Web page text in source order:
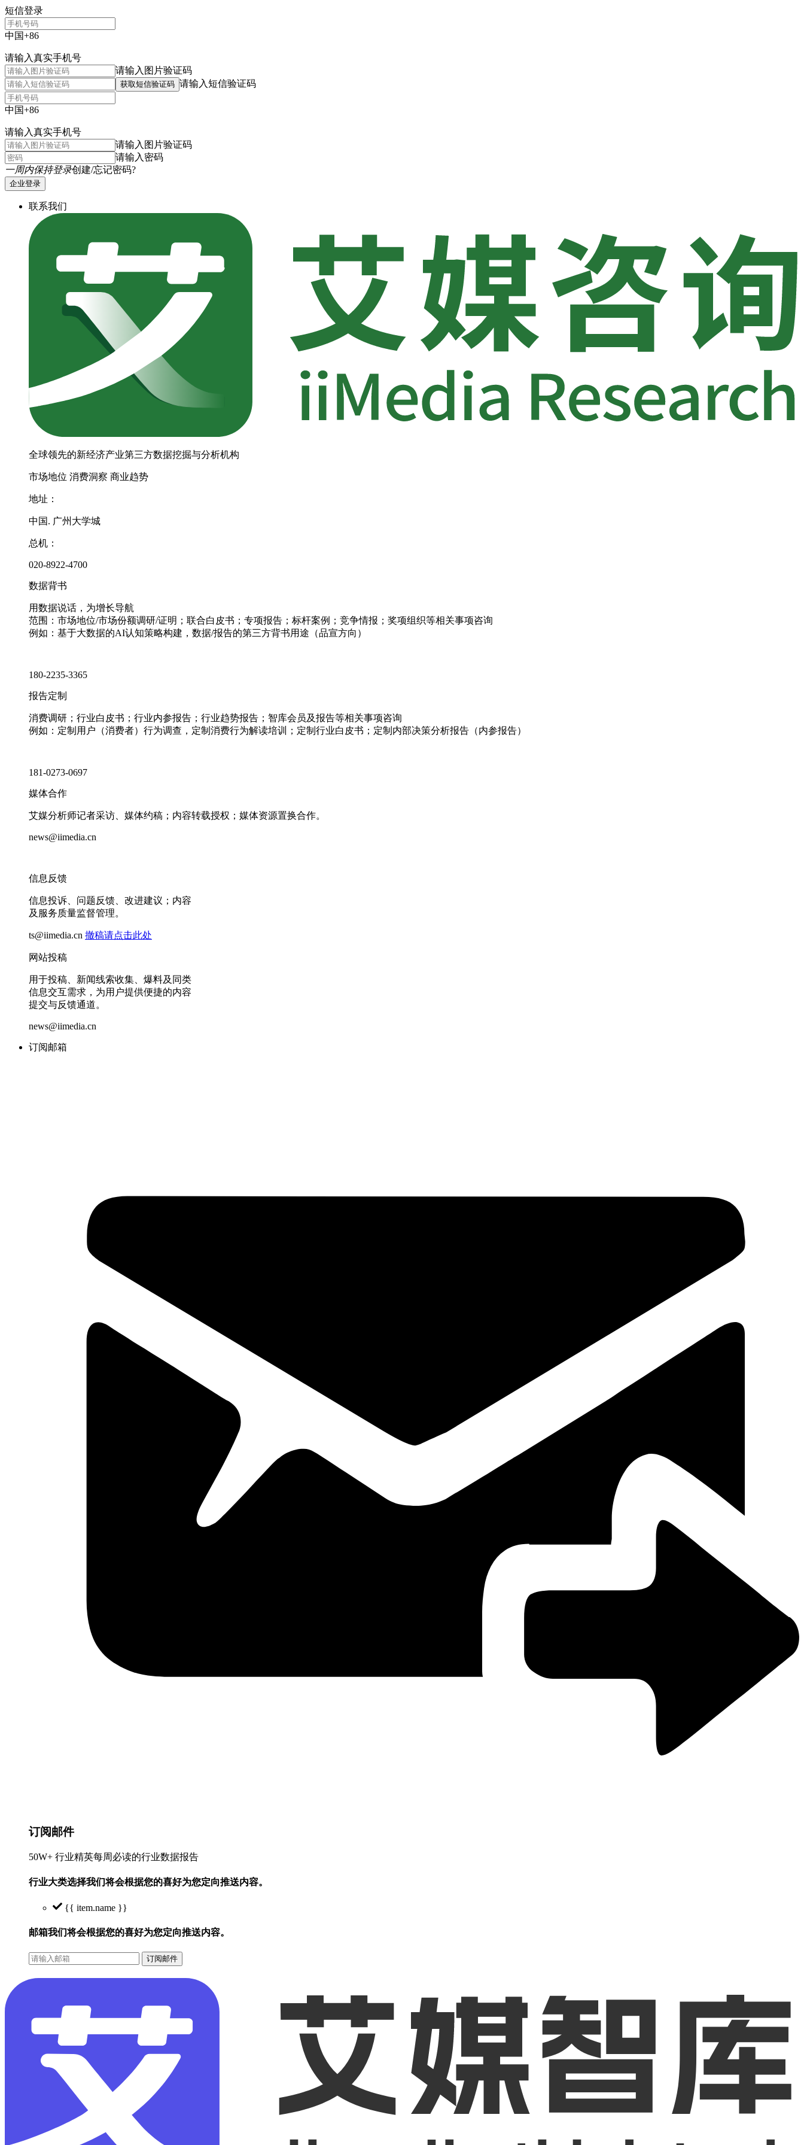
短信登录
中国+86
请输入真实手机号
请输入图片验证码
获取短信验证码 请输入短信验证码
中国+86
请输入真实手机号
请输入图片验证码
请输入密码
一周内保持登录创建/忘记密码?
企业登录
联系我们
全球领先的新经济产业第三方数据挖掘与分析机构
市场地位 消费洞察 商业趋势
地址：
中国. 广州大学城
总机：
020-8922-4700
数据背书
用数据说话，为增长导航
范围：市场地位/市场份额调研/证明；联合白皮书；专项报告；标杆案例；竞争情报；奖项组织等相关事项咨询
例如：基于大数据的AI认知策略构建，数据/报告的第三方背书用途（品宣方向）
180-2235-3365
报告定制
消费调研；行业白皮书；行业内参报告；行业趋势报告；智库会员及报告等相关事项咨询
例如：定制用户（消费者）行为调查，定制消费行为解读培训；定制行业白皮书；定制内部决策分析报告（内参报告）
181-0273-0697
媒体合作
艾媒分析师记者采访、媒体约稿；内容转载授权；媒体资源置换合作。
news@iimedia.cn
信息反馈
信息投诉、问题反馈、改进建议；内容
及服务质量监督管理。
ts@iimedia.cn 撤稿请点击此处
网站投稿
用于投稿、新闻线索收集、爆料及同类
信息交互需求，为用户提供便捷的内容
提交与反馈通道。
news@iimedia.cn
订阅邮箱
订阅邮件
50W+ 行业精英每周必读的行业数据报告
行业大类选择我们将会根据您的喜好为您定向推送内容。
{{ item.name }}
邮箱我们将会根据您的喜好为您定向推送内容。
订阅邮件